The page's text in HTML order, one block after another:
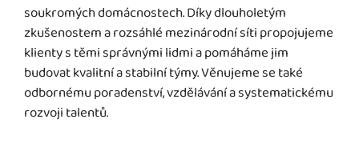
soukromých domácnostech. Díky dlouholetým
zkušenostem a rozsáhlé mezinárodní síti propojujeme
klienty s těmi správnými lidmi a pomáháme jim
budovat kvalitní a stabilní týmy. Věnujeme se také
odbornému poradenství, vzdělávání a systematickému
rozvoji talentů.